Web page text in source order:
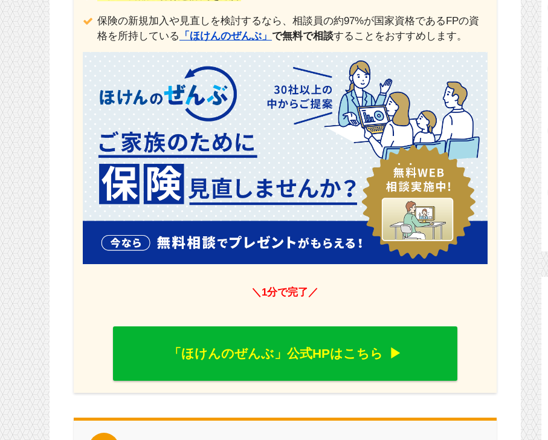
保険の新規加入や見直しを検討するなら、相談員の約97%が国家資格であるFPの資
格を所持している
「ほけんのぜんぶ」 で無料で相談することをおすすめします。
＼1分で完了／
「ほけんのぜんぶ」公式HPはこちら